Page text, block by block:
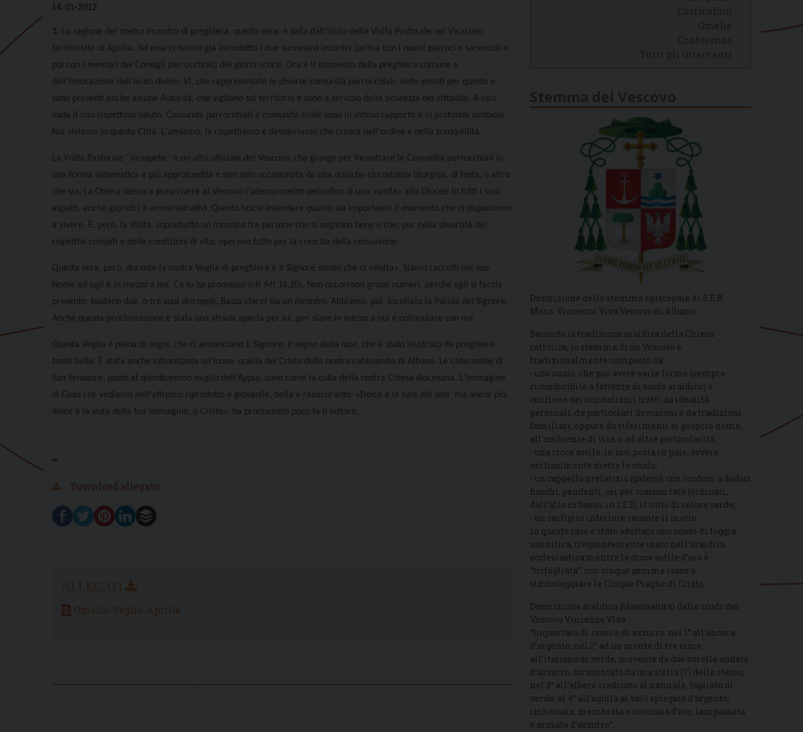
14-01-2012
1. La ragione del nostro incontro di preghiera, questa sera, è data dall'inizio della Visita Pastorale nel Vicariato
territoriale di Aprilia. Ad essa ci hanno già introdotto i due successivi incontri (prima con i nostri parroci e sacerdoti e
poi con i membri dei Consigli parrocchiali) dei giorni scorsi. Ora è il momento della preghiera comune e
dell'invocazione dell'aiuto divino. Vi, che rappresentate le diverse comunità parrocchiali, siete venuti per questo e
sono presenti anche alcune Autorità, che vigilano sul territorio e sono a servizio della sicurezza dei cittadini. A loro
vada il mio rispettoso saluto. Comunità parrocchiali e comunità civile sono in intimo rapporto e in profonda simbiosi.
Noi viviamo in questa Città. L'amiamo, la rispettiamo e desideriamo che cresca nell'ordine e nella tranquillità.
La Visita Pastorale ' lo sapete ' è un atto ufficiale del Vescovo, che giunge per incontrare le Comunità parrocchiali in
una forma sistematica e più approfondita e non solo occasionata da una qualche circostanza liturgica, di festa, o altro
che sia. La Chiesa stessa a prescrivere al Vescovo l'adempimento periodico di una «visita » alla Diocesi in tutti i suoi
aspetti, anche giuridici e amministrativi. Questo lascia intendere quanto sia importante il momento che ci disponiamo
a vivere.
È, però, la Visita, soprattutto un incontro fra persone che si vogliono bene e che, pur nella diversità dei
rispettivi compiti e delle condizioni di vita, operano tutte per la crescita della comunione.
Questa sera, però, durante la nostra Veglia di preghiera è il Signore stesso che ci «visita »
. Siamo raccolti nel suo
Nome ed egli è in mezzo a noi. Ce lo ha promesso (cfr Mt 18,20). Non occorrono grossi numeri, perché egli si faccia
presente: bastano due, o tre suoi discepoli. Basta che ci sia un incontro . Abbiamo, poi, ascoltato la Parola del Signore.
Anche questa proclamazione è stata una strada aperta per lui, per stare in mezzo a noi e colloquiare con noi.
Questa Veglia è piena di segni, che ci annunciano il Signore: il segno della luce, che è stato illustrato da preghiere
tanto belle. È stata anche intronizzata un'Icona: quella del Cristo della nostra catacomba di Albano. Le catacombe di
San Senatore, poste al quindicesimo miglio dell'Appia, sono come la culla della nostra Chiesa diocesana. L'immagine
di Gesù che vediamo nell'affresco riprodotto è giovanile, bella e rassicurante: « Dolce è la luce del sole' ma ancor più
dolce è la vista della tua immagine, o Cristo» , ha proclamato poco fa il lettore.
“”
Download allegato
Omelia-Veglia-Aprilia
Descrizione dello stemma episcopale di S.E.R.
Mons. Vincenzo Viva Vescovo di Albano:
Secondo la tradizione araldica della Chiesa
cattolica, lo stemma di un Vescovo è
tradizionalmente composto da:
- uno scudo, che può avere varie forme (sempre
riconducibile a fattezze di scudo araldico) e
contiene dei simbolismi tratti da idealità
personali, da particolari devozioni o da tradizioni
familiari, oppure da riferimenti al proprio nome,
all’ambiente di vita, o ad altre particolarità;
- una croce astile, in oro, posta in palo, ovvero
verticalmente dietro lo scudo;
- un cappello prelatizio (galero), con cordoni a dodici
fiocchi, pendenti, sei per ciascun lato (ordinati,
dall’alto in basso, in 1.2.3), il tutto di colore verde;
- un cartiglio inferiore recante il motto.
In questo caso è stato adottato uno scudo di foggia
sannitica, frequentemente usato nell’araldica
ecclesiastica mentre la croce astile d’oro è
“trifogliata”, con cinque gemme rosse a
simboleggiare le Cinque Piaghe di Cristo.
Descrizione araldica (blasonatura) dello scudo del
Vescovo Vincenzo Viva
“Inquartato di rosso e di azzurro: nel 1° all’ancora
d’argento; nel 2° ad un monte di tre cime
all’italiana di verde, movente da due burelle ondate
d’azzurro, sormontato da una stella (7) dello stesso;
nel 3° all’albero sradicato al naturale, fogliato di
verde; al 4° all’aquila al volo spiegato d’argento,
imbeccata, membrata e coronata d’oro, lampassata
e armata d’azzurro”.